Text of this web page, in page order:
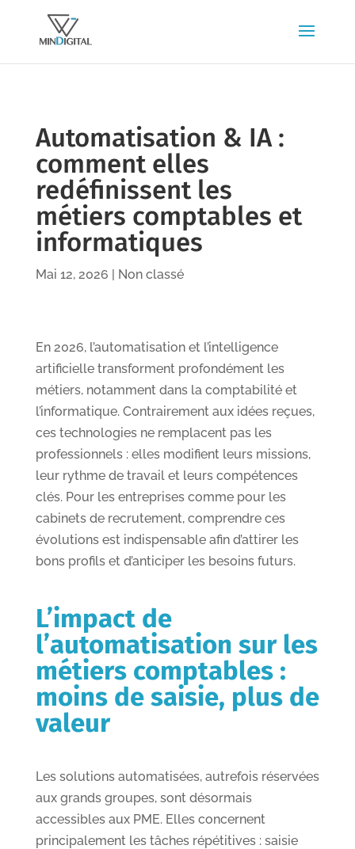
Automatisation & IA :
comment elles
redéfinissent les
métiers comptables et
informatiques
Mai 12, 2026 | Non classé
En 2026, l’automatisation et l’intelligence
artificielle transforment profondément les
métiers, notamment dans la comptabilité et
l’informatique. Contrairement aux idées reçues,
ces technologies ne remplacent pas les
professionnels : elles modifient leurs missions,
leur rythme de travail et leurs compétences
clés. Pour les entreprises comme pour les
cabinets de recrutement, comprendre ces
évolutions est indispensable afin d’attirer les
bons profils et d’anticiper les besoins futurs.
L’impact de
l’automatisation sur les
métiers comptables :
moins de saisie, plus de
valeur
Les solutions automatisées, autrefois réservées
aux grands groupes, sont désormais
accessibles aux PME. Elles concernent
principalement les tâches répétitives : saisie